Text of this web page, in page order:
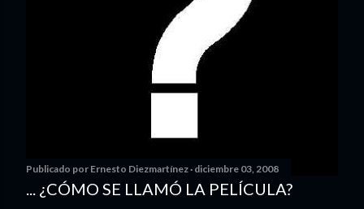
Publicado por Ernesto Diezmartínez diciembre 03, 2008
... ¿CÓMO SE LLAMÓ LA PELÍCULA?